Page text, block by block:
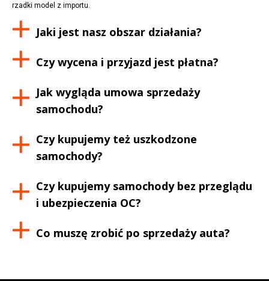
rzadki model z importu.
Jaki jest nasz obszar działania?
Czy wycena i przyjazd jest płatna?
Jak wygląda umowa sprzedaży
samochodu?
Czy kupujemy też uszkodzone
samochody?
Czy kupujemy samochody bez przeglądu
i ubezpieczenia OC?
Co muszę zrobić po sprzedaży auta?